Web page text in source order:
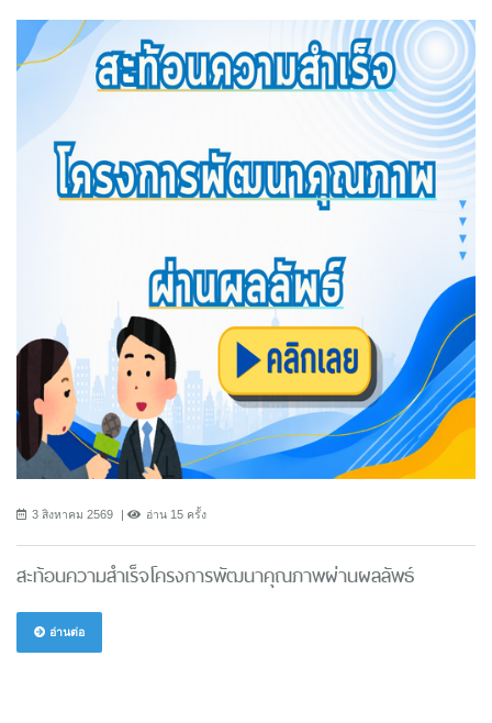
3 สิงหาคม 2569 อ่าน 15 ครั้ง
สะท้อนความสำเร็จโครงการพัฒนาคุณภาพผ่านผลลัพธ์
อ่านต่อ